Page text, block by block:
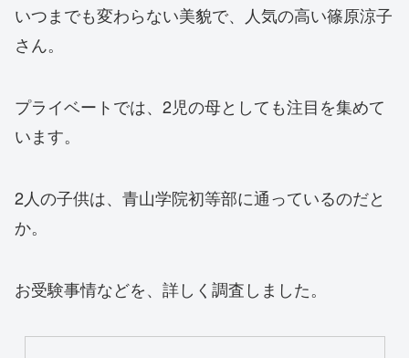
いつまでも変わらない美貌で、人気の高い篠原涼子
さん。
プライベートでは、2児の母としても注目を集めて
います。
2人の子供は、青山学院初等部に通っているのだと
か。
お受験事情などを、詳しく調査しました。